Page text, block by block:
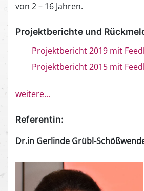
von 2 – 16 Jahren.
Projektberichte und
Projektbericht 2019 mit
Projektbericht 2015 mit
weitere...
Referentin:
Dr.in Gerlinde Grübl-